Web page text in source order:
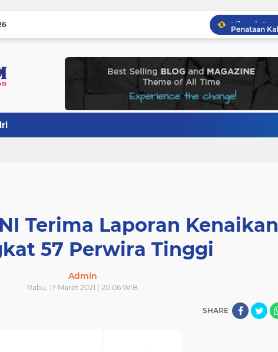
Terima Laporan Kenaikan
57 Perwira Tinggi
Admin
Rabu, 17 Maret 2021 | 20.06 WIB
SHARE